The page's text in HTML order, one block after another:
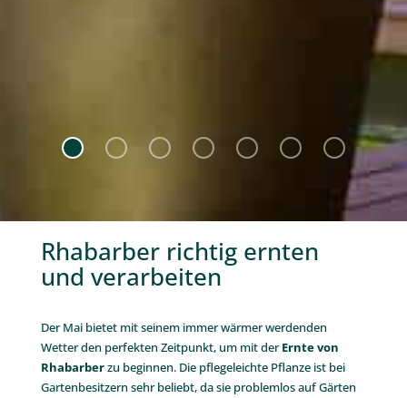
Rhabarber richtig ernten
und verarbeiten
Der Mai bietet mit seinem immer wärmer werdenden
Wetter den perfekten Zeitpunkt, um mit derErnte von
Rhabarberzu beginnen. Die pflegeleichte Pflanze ist bei
Gartenbesitzern sehr beliebt, da sie problemlos auf Gärten